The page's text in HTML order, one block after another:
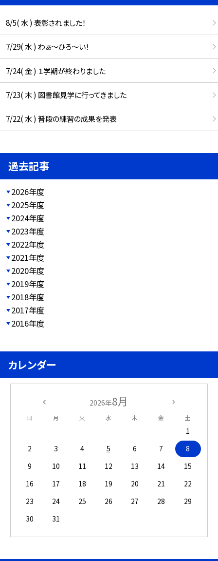
8/5( 水 ) 表彰されました！
7/29( 水 ) わぁ～ひろ～い！
7/24( 金 ) １学期が終わりました
7/23( 木 ) 図書館見学に行ってきました
7/22( 水 ) 普段の練習の成果を発表
過去記事
2026年度
2025年度
2024年度
2023年度
2022年度
2021年度
2020年度
2019年度
2018年度
2017年度
2016年度
カレンダー
2026年8月
日 月 火 水 木 金 土
1
2
3 4 5 6 7
8
9
10 11 12 13 14
15
16
17 18 19 20 21
22
23
24 25 26 27 28
29
30
31